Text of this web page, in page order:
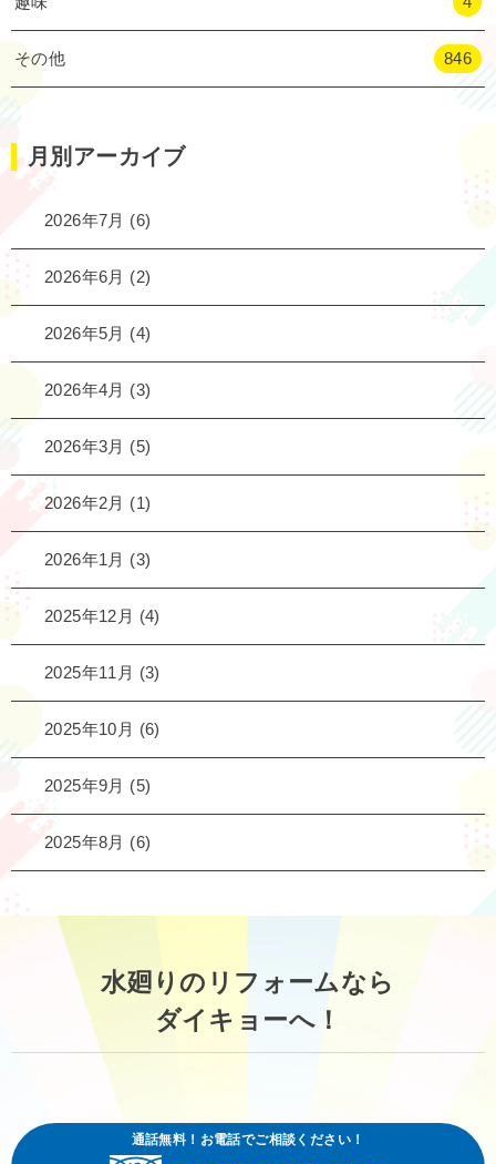
その他 846
月別アーカイブ
2026年7月 (6)
2026年6月 (2)
2026年5月 (4)
2026年4月 (3)
2026年3月 (5)
2026年2月 (1)
2026年1月 (3)
2025年12月 (4)
2025年11月 (3)
2025年10月 (6)
2025年9月 (5)
2025年8月 (6)
水廻りのリフォームなら
ダイキョーへ！
通話無料！お電話でご相談ください！